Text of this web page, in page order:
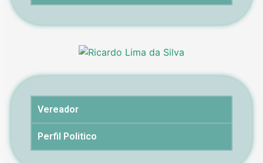
Vereador
Perfil Politico